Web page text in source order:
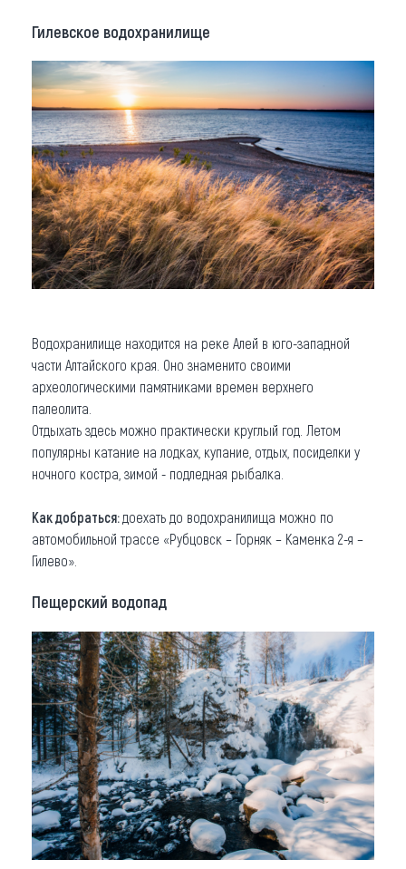
Гилевское водохранилище
Водохранилище находится на реке Алей в юго-западной
части Алтайского края. Оно знаменито своими
археологическими памятниками времен верхнего
палеолита.
Отдыхать здесь можно практически круглый год. Летом
популярны катание на лодках, купание, отдых, посиделки у
ночного костра, зимой - подледная рыбалка.
Как добраться:доехать до водохранилища можно по
автомобильной трассе «Рубцовск – Горняк – Каменка 2-я –
Гилево».
Пещерский водопад